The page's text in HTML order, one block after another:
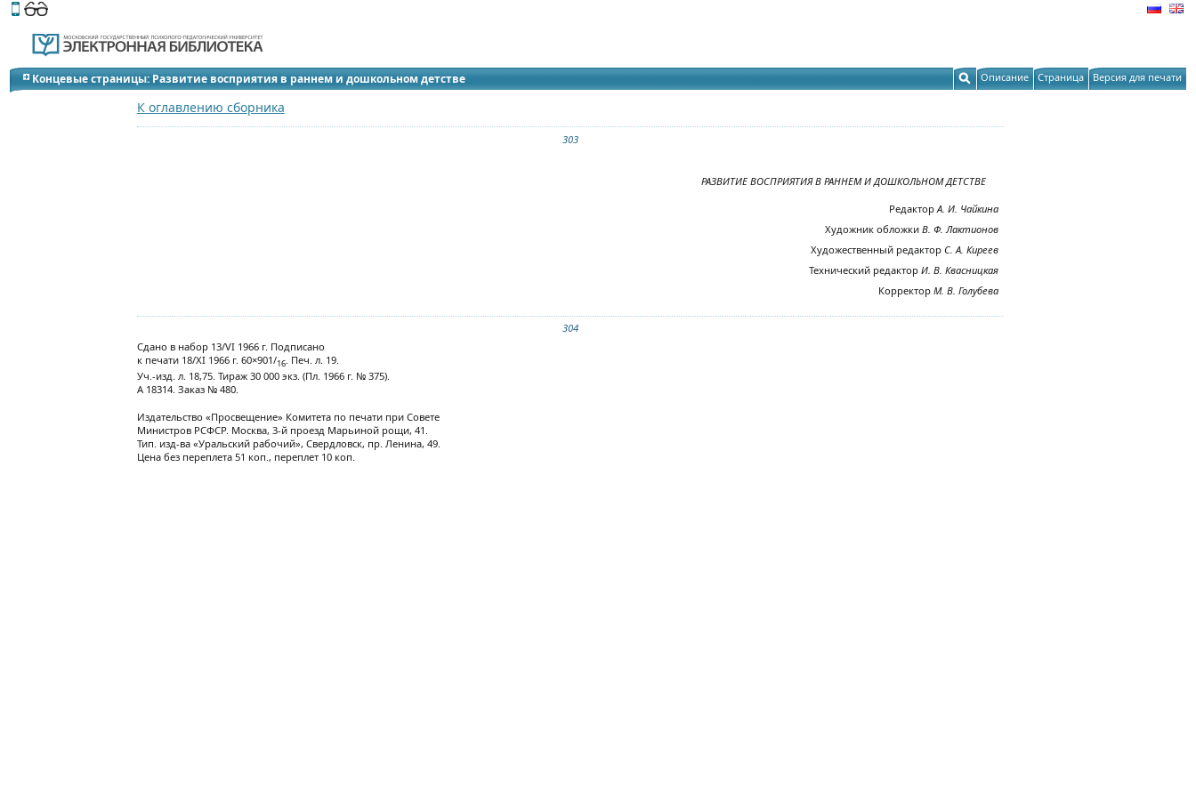
Этот сайт поддерживает
Концевые страницы: Развитие восприятия в раннем и дошкольном детстве Описание Страница Версия для печати
К оглавлению сборника
303
РАЗВИТИЕ ВОСПРИЯТИЯ В РАННЕМ И ДОШКОЛЬНОМ ДЕТСТВЕ
РедакторА. И. Чайкина
Художник обложки В. Ф. Лактионов
Художественный редактор С. А. Киреев
Технический редактор И. В. Квасницкая
Корректор М. В. Голубева
304
Сдано в набор 13/VI 1966 г. Подписано
к печати 18/XI 1966 г. 60×901/16. Печ. л. 19.
Уч.-изд. л. 18,75. Тираж 30 000 экз. (Пл. 1966 г. № 375).
А 18314. Заказ № 480.
Издательство «Просвещение» Комитета по печати при Совете
Министров РСФСР. Москва, 3-й проезд Марьиной рощи, 41.
Тип. изд-ва «Уральский рабочий», Свердловск, пр. Ленина, 49.
Цена без переплета 51 коп., переплет 10 коп.